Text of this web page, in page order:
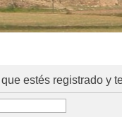
estés registrado y